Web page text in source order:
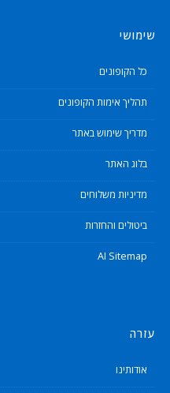
שימושי
כל הקופונים
תהליך אימות הקופונים
מדריך שימוש באתר
בלוג האתר
מדיניות משלוחים
ביטולים והחזרות
AI Sitemap
עזרה
אודותינו